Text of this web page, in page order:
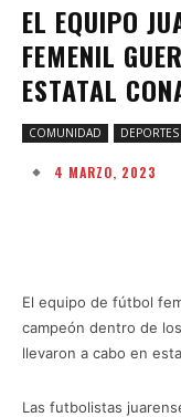
EL EQUIPO
FEMENIL
ESTATAL
COMUNIDAD DEPORTES
4 MARZO, 2023
El equipo de fútbol
campeón dentro de
llevaron a cabo en
Las futbolistas